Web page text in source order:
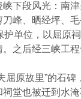
下段风光：南
峰、晒经坪、
单位，以屈原
之后经三峡工
屈原故里”的石碑
堂也被迁到水